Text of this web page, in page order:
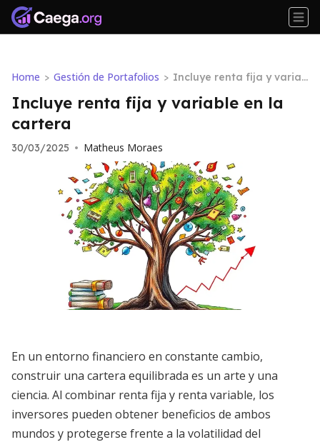
Home > Gestión de Portafolios > Incluye renta fija y variab
le en la cartera
Incluye renta fija y variable en la
cartera
30/03/2025 • Matheus Moraes
En un entorno financiero en constante cambio,
construir una cartera equilibrada es un arte y una
ciencia. Al combinar renta fija y renta variable, los
inversores pueden obtener beneficios de ambos
mundos y protegerse frente a la volatilidad del